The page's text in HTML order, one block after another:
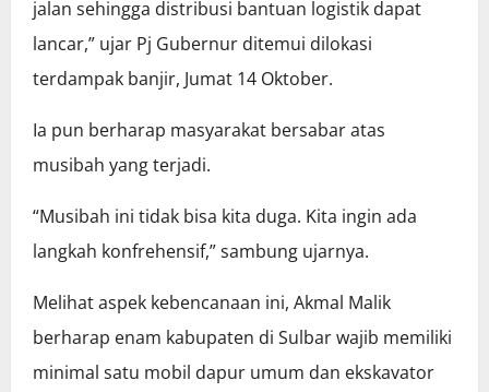
jalan sehingga distribusi bantuan logistik dapat
lancar,” ujar Pj Gubernur ditemui dilokasi
terdampak banjir, Jumat 14 Oktober.
Ia pun berharap masyarakat bersabar atas
musibah yang terjadi.
“Musibah ini tidak bisa kita duga. Kita ingin ada
langkah konfrehensif,” sambung ujarnya.
Melihat aspek kebencanaan ini, Akmal Malik
berharap enam kabupaten di Sulbar wajib memiliki
minimal satu mobil dapur umum dan ekskavator